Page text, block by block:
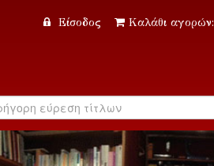
Είσοδος Καλάθι αγορών: